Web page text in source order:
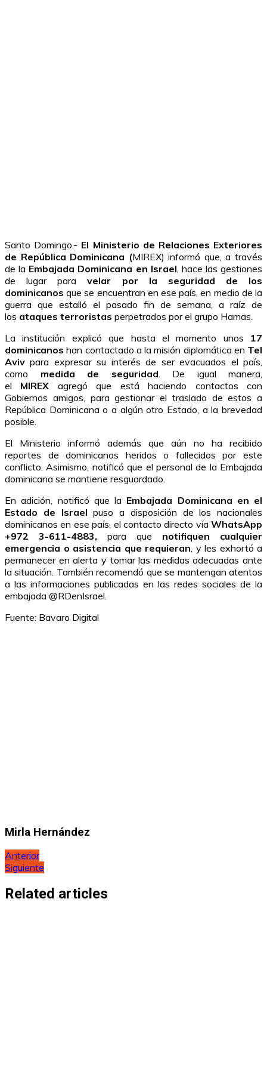
Santo Domingo.- El Ministerio de Relaciones Exteriores
de República Dominicana (MIREX) informó que, a través
de la Embajada Dominicana en Israel , hace las gestiones
de lugar paravelar por la
seguridad de los
dominicanosque se encuentran en ese país, en medio de la
guerra que estalló el pasado fin de semana, a raíz de
los ataques terroristas perpetrados por el grupo Hamas.
La institución explicó que hasta el momento unos 17
dominicanos han contactado a la misión diplomática en Tel
Aviv para expresar su interés de ser evacuados el país,
como medida de seguridad . De igual manera,
el MIREX agregó que está haciendo contactos con
Gobiernos amigos, para gestionar el traslado de estos a
República Dominicana o a algún otro Estado, a la brevedad
posible.
El Ministerio informó además que aún no ha recibido
reportes de dominicanos heridos o fallecidos por este
conflicto. Asimismo, notificó que el personal de la Embajada
dominicana se mantiene resguardado.
En adición, notificó que la Embajada Dominicana en el
Estado de Israel puso a disposición de los nacionales
dominicanos en ese país, el contacto directo vía WhatsApp
+972 3-611-4883, para que notifiquen cualquier
emergencia o asistencia que requieran , y les exhortó a
permanecer en alerta y tomar las medidas adecuadas ante
la situación. También recomendó que se mantengan atentos
a las informaciones publicadas en las redes sociales de la
embajada @RDenIsrael.
Fuente: Bavaro Digital
Mirla Hernández
Navegación
de
entradas
Anterior
Siguiente
Related articles